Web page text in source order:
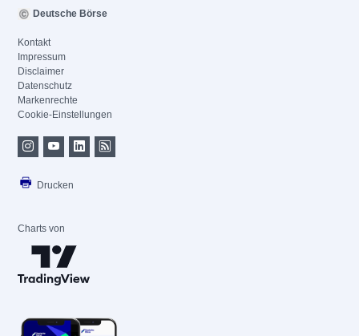
Deutsche Börse
Kontakt
Impressum
Disclaimer
Datenschutz
Markenrechte
Cookie-Einstellungen
Drucken
Charts von